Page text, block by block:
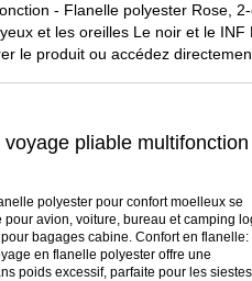
- Flanelle polyester Rose,
et les oreilles Le noir et le
le produit ou accédez
pliable
2-en-1 Couverture et
polyester pour confort moelleux se
avion, voiture, bureau et camping
bagages cabine. Confort en flanelle:
en flanelle polyester offre une
poids excessif, parfaite pour les siestes